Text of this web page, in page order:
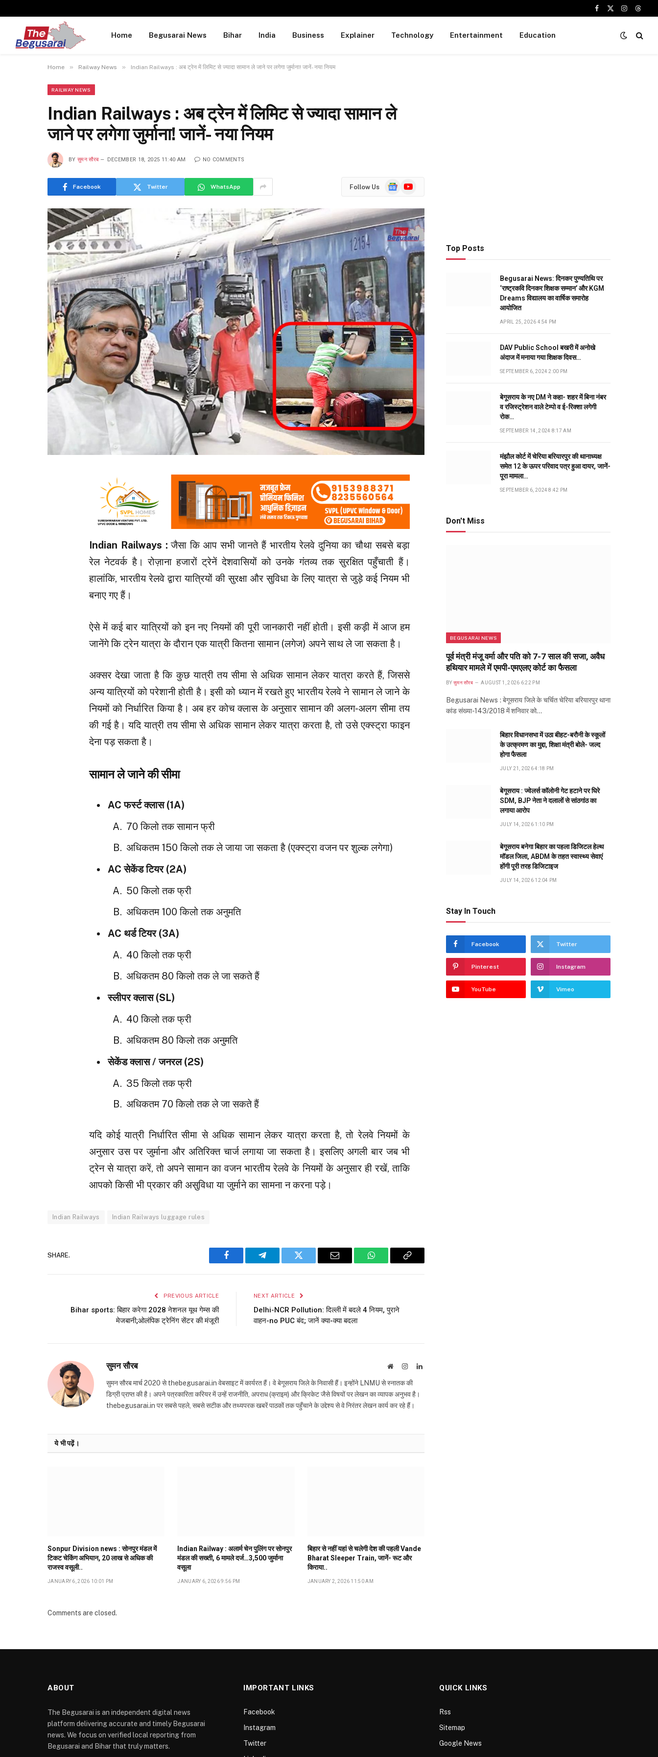
Facebook
X
Instagram
Home Begusarai News Bihar India Business Explainer Technology Entertainment Education
Home » Railway News » Indian Railways : अब ट्रेन में लिमिट से ज्यादा सामान ले जाने पर लगेगा जुर्माना! जानें- नया नियम
RAILWAY NEWS
Indian Railways : अब ट्रेन में लिमिट से ज्यादा सामान ले
जाने पर लगेगा जुर्माना! जानें- नया नियम
BY सुमन सौरब DECEMBER 18, 2025 11:40 AM NO COMMENTS
Facebook Twitter WhatsApp Follow Us
GoogleYouTube
Indian Railways :जैसा कि आप सभी जानते हैं भारतीय रेलवे दुनिया का चौथा सबसे बड़ा
रेल नेटवर्क है। रोज़ाना हजारों ट्रेनें देशवासियों को उनके गंतव्य तक सुरक्षित पहुँचाती हैं।
हालांकि, भारतीय रेलवे द्वारा यात्रियों की सुरक्षा और सुविधा के लिए यात्रा से जुड़े कई नियम भी
बनाए गए हैं।
ऐसे में कई बार यात्रियों को इन नए नियमों की पूरी जानकारी नहीं होती। इसी कड़ी में आज हम
जानेंगे कि ट्रेन यात्रा के दौरान एक यात्री कितना सामान (लगेज) अपने साथ ले जा सकता है।
अक्सर देखा जाता है कि कुछ यात्री तय सीमा से अधिक सामान लेकर यात्रा करते हैं, जिससे
अन्य यात्रियों को परेशानी होती है। इसी को ध्यान में रखते हुए भारतीय रेलवे ने सामान ले जाने के
नियमों को निर्धारित किया है। अब हर कोच क्लास के अनुसार सामान की अलग-अलग सीमा तय
की गई है। यदि यात्री तय सीमा से अधिक सामान लेकर यात्रा करता है, तो उसे एक्स्ट्रा फाइन
देना पड़ सकता है।
सामान ले जाने की सीमा
AC फर्स्ट क्लास (1A)
70 किलो तक सामान फ्री
अधिकतम 150 किलो तक ले जाया जा सकता है (एक्स्ट्रा वजन पर शुल्क लगेगा)
AC सेकेंड टियर (2A)
50 किलो तक फ्री
अधिकतम 100 किलो तक अनुमति
AC थर्ड टियर (3A)
40 किलो तक फ्री
अधिकतम 80 किलो तक ले जा सकते हैं
स्लीपर क्लास (SL)
40 किलो तक फ्री
अधिकतम 80 किलो तक अनुमति
सेकेंड क्लास / जनरल (2S)
35 किलो तक फ्री
अधिकतम 70 किलो तक ले जा सकते हैं
यदि कोई यात्री निर्धारित सीमा से अधिक सामान लेकर यात्रा करता है, तो रेलवे नियमों के
अनुसार उस पर जुर्माना और अतिरिक्त चार्ज लगाया जा सकता है। इसलिए अगली बार जब भी
ट्रेन से यात्रा करें, तो अपने सामान का वजन भारतीय रेलवे के नियमों के अनुसार ही रखें, ताकि
आपको किसी भी प्रकार की असुविधा या जुर्माने का सामना न करना पड़े।
Indian Railways Indian Railways luggage rules
SHARE.
Facebook Telegram Twitter Email WhatsAppCopy
PREVIOUS ARTICLE
Bihar sports: बिहार करेगा 2028 नेशनल यूथ गेम्स की
मेजबानी;ओलंपिक ट्रेनिंग सेंटर की मंजूरी
NEXT ARTICLE
Delhi-NCR Pollution: दिल्ली में बदले 4 नियम, पुराने
वाहन-no PUC बंद; जानें क्या-क्या बदला
सुमन सौरब WebsiteInstagramLinkedIn
सुमन सौरब मार्च 2020 से thebegusarai.in वेबसाइट में कार्यरत हैं। वे बेगूसराय जिले के निवासी हैं। इन्होंने LNMU से स्नातक की
डिग्री प्राप्त की है। अपने पत्रकारिता करियर में उन्हें राजनीति, अपराध (क्राइम) और क्रिकेट जैसे विषयों पर लेखन का व्यापक अनुभव है।
thebegusarai.in पर सबसे पहले, सबसे सटीक और तथ्यपरक खबरें पाठकों तक पहुँचाने के उद्देश्य से वे निरंतर लेखन कार्य कर रहे हैं।
ये भी पढ़ें।
Sonpur Division news : सोनपुर मंडल में
टिकट चेकिंग अभियान, ₹20 लाख से अधिक की
राजस्व वसूली..
JANUARY 6, 2026 10:01 PM
Indian Railway : अलार्म चेन पुलिंग पर सोनपुर
मंडल की सख्ती, 6 मामले दर्ज…₹3,500 जुर्माना
वसूला
JANUARY 6, 2026 9:56 PM
बिहार से नहीं यहां से चलेगी देश की पहली Vande
Bharat Sleeper Train, जानें- रूट और
किराया..
JANUARY 2, 2026 11:50 AM
Comments are closed.
Top Posts
Begusarai News: दिनकर पुण्यतिथि पर
‘राष्ट्रकवि दिनकर शिक्षक सम्मान’ और KGM
Dreams विद्यालय का वार्षिक समारोह
आयोजित
APRIL 25, 2026 4:54 PM
DAV Public School बखरी में अनोखे
अंदाज में मनाया गया शिक्षक दिवस…
SEPTEMBER 6, 2024 2:00 PM
बेगूसराय के नए DM ने कहा- शहर में बिना नंबर
व रजिस्ट्रेशन वाले टेम्पो व ई-रिक्शा लगेगी
रोक…
SEPTEMBER 14, 2024 8:17 AM
मंझौल कोर्ट में चेरिया बरियारपुर की थानाध्यक्ष
समेत 12 के ऊपर परिवाद पत्र हुआ दायर, जानें-
पूरा मामला…
SEPTEMBER 6, 2024 8:42 PM
Don't Miss
BEGUSARAI NEWS
पूर्व मंत्री मंजू वर्मा और पति को 7-7 साल की सजा, अवैध
हथियार मामले में एमपी-एमएलए कोर्ट का फैसला
BY सुमन सौरब AUGUST 1, 2026 6:22 PM
Begusarai News : बेगूसराय जिले के चर्चित चेरिया बरियारपुर थाना
कांड संख्या-143/2018 में शनिवार को…
बिहार विधानसभा में उठा बीहट-बरौनी के स्कूलों
के उत्क्रमण का मुद्दा, शिक्षा मंत्री बोले- जल्द
होगा फैसला
JULY 21, 2026 4:18 PM
बेगूसराय : ज्वेलर्स कॉलोनी गेट हटाने पर घिरे
SDM, BJP नेता ने दलालों से सांठगांठ का
लगाया आरोप
JULY 14, 2026 1:10 PM
बेगूसराय बनेगा बिहार का पहला डिजिटल हेल्थ
मॉडल जिला, ABDM के तहत स्वास्थ्य सेवाएं
होंगी पूरी तरह डिजिटाइज
JULY 14, 2026 12:04 PM
Stay In Touch
Facebook Twitter
Pinterest Instagram
YouTube Vimeo
ABOUT
The Begusarai is an independent digital news
platform delivering accurate and timely Begusarai
news. We focus on verified local reporting from
Begusarai and Bihar that truly matters.
IMPORTANT LINKS
Facebook
Instagram
Twitter
QUICK LINKS
Rss
Sitemap
Google News